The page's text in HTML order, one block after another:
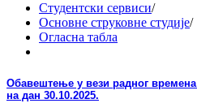
Студентски сервиси/
Основне струковне студије/
Огласна табла
Обавештење у вези радног
на дан 30.10.2025.